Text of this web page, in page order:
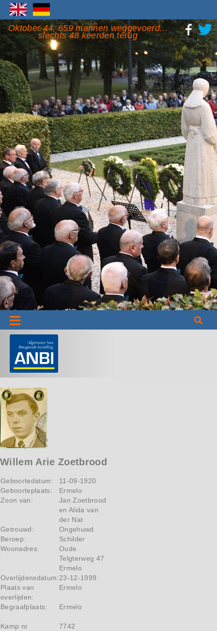
Oktober 44, 659 mannen weggevoerd...
slechts 48 keerden terug
Informatie
Willem Arie Zoetbrood
Geboortedatum:
11-09-1920
Geboorteplaats:
Ermelo
Zoon van:
Jan Zoetbrood
en Alida van
der Nat
Getrouwd:
Ongehuwd
Beroep:
Schilder
Woonadres:
Oude
Telgterweg 47
Ermelo
Overlijdensdatum:23-12-1999
Plaats van
overlijden:
Ermelo
Begraafplaats: Ermelo
Kamp nr
7742